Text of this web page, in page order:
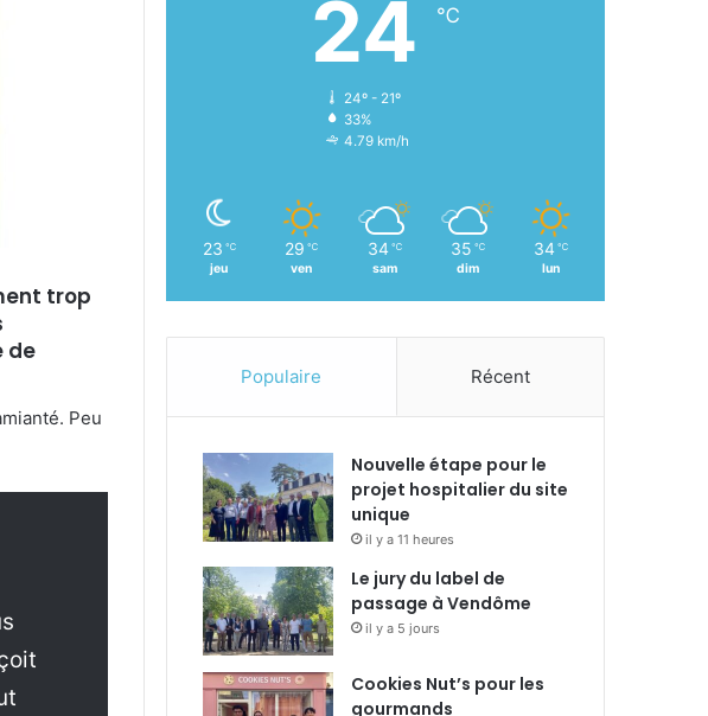
trop
de
Peu
24 ℃
24º - 21º
33%
4.79 km/h
23 ℃
jeu
29 ℃
ven
34 ℃
sam
35 ℃
dim
34 ℃
lun
Populaire Récent
Nouvelle étape pour le
projet hospitalier du site
unique
il y a 11 heures
Le jury du label de
passage à Vendôme
il y a 5 jours
Cookies Nut’s pour les
gourmands